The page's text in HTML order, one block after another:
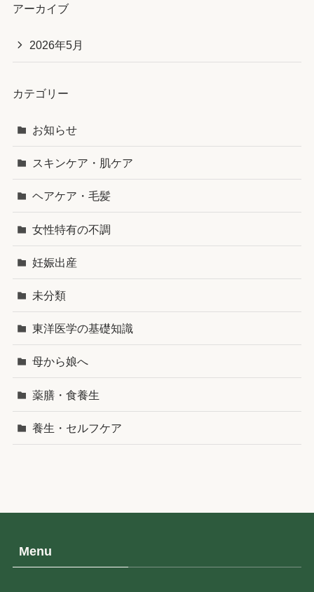
アーカイブ
2026年5月
カテゴリー
お知らせ
スキンケア・肌ケア
ヘアケア・毛髪
女性特有の不調
妊娠出産
未分類
東洋医学の基礎知識
母から娘へ
薬膳・食養生
養生・セルフケア
Menu